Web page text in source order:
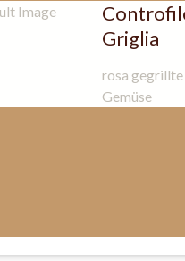
Griglia
rosa
Gemüse